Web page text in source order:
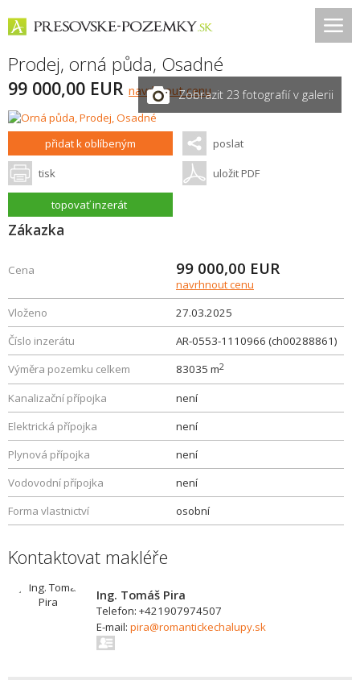
Prodej, orná půda, Osadné
99 000,00 EUR navrhnout cenuZobrazit 23 fotografií v galerii
přidat k oblíbeným poslat
tisk uložit PDF
topovať inzerát
Zákazka
Cena 99 000,00 EUR
navrhnout cenu
Vloženo
27.03.2025
Číslo inzerátu
AR-0553-1110966 (ch00288861)
Výměra pozemku celkem
83035 m2
Kanalizační přípojka
není
Elektrická přípojka
není
Plynová přípojka
není
Vodovodní přípojka
není
Forma vlastnictví
osobní
Kontaktovat makléře
Ing. Tomáš Pira
Telefon: +421907974507
E-mail: pira@romantickechalupy.sk